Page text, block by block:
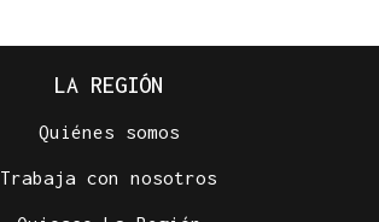
LA REGIÓN
Quiénes somos
Trabaja con nosotros